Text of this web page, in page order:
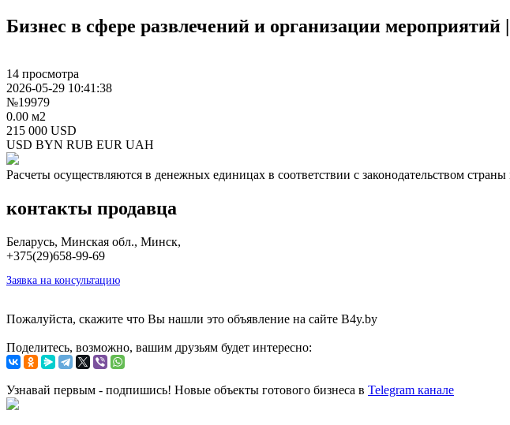
Бизнес в сфере развлечений и организации мероприятий |
14 просмотра
2026-05-29 10:41:38
№19979
0.00 м2
215 000 USD
USD BYN RUB EUR UAH
Расчеты осуществляются в денежных единицах в соответствии с законодательством страны
контакты продавца
Беларусь, Минская обл., Минск,
+375(29)658-99-69
Заявка на консультацию
Пожалуйста, скажите что Вы нашли это объявление на сайте B4y.by
Поделитесь, возможно, вашим друзьям будет интересно:
Узнавай первым - подпишись! Новые объекты готового бизнеса в Telegram канале